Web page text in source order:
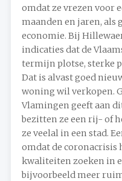
omdat ze vrezen voor
maanden en jaren, als
economie. Bij
indicaties dat de
termijn plotse, sterke
Dat is alvast goed
woning wil verkopen.
Vlamingen geeft aan
bezitten ze een rij- of
ze veelal in een stad.
omdat de coronacrisis
kwaliteiten zoeken in
bijvoorbeeld meer